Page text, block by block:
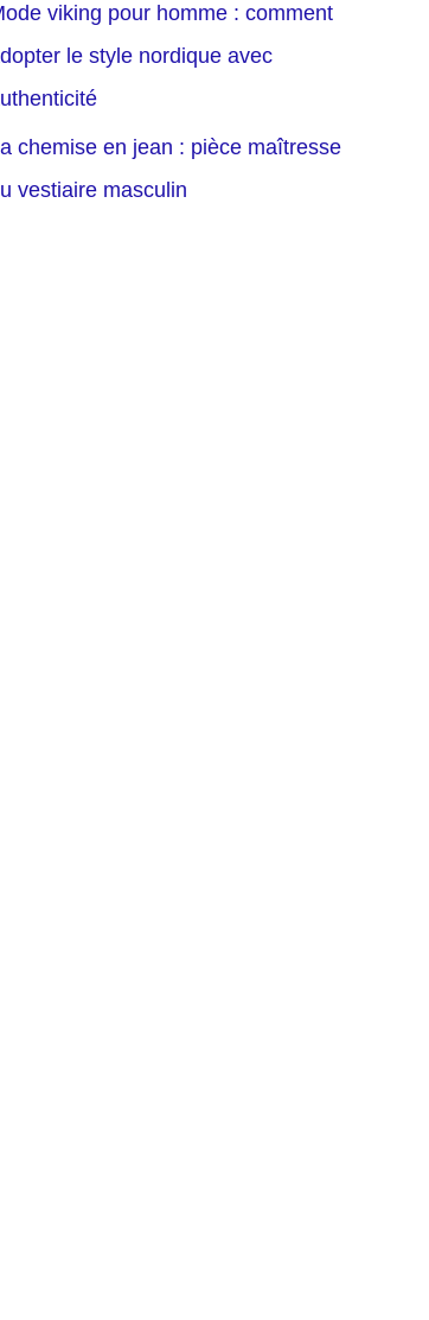
viking pour homme : comment
le style nordique avec
chemise en jean : pièce maîtresse
vestiaire masculin